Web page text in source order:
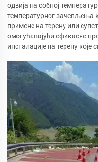
одвија на собној
температурног зачепљења
примене на терену или
омогућавајући ефикасне
инсталације на терену које